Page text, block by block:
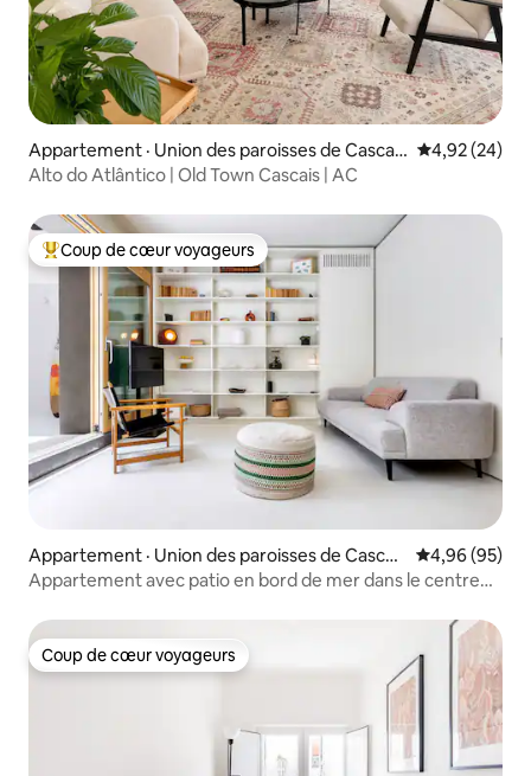
Appartement · Union des paroisses de Cascais
et Estoril
Note
4,92 (24)
Alto do Atlântico | Old Town Cascais | AC
Coup de cœur voyageurs parmi les plus aimés
Coup de cœur voyageurs
Appartement · Union des paroisses de Cascais
et Estoril
Note
4,96 (95)
Appartement avec patio en bord de mer dans le centre
Coup de cœur voyageurs
Coup de cœur voyageurs